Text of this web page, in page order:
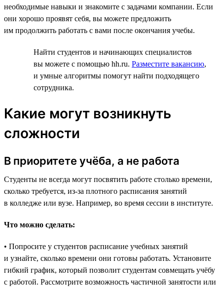
необходимые навыки и знакомите с задачами компании. Если
они хорошо проявят себя, вы можете предложить
им продолжить работать с вами после окончания учебы.
Найти студентов и начинающих специалистов
вы можете с помощью hh.ru. Разместите вакансию,
и умные алгоритмы помогут найти подходящего
сотрудника.
Какие могут возникнуть
сложности
В приоритете учёба, а не работа
Студенты не всегда могут посвятить работе столько времени,
сколько требуется, из-за плотного расписания занятий
в колледже или вузе. Например, во время сессии в институте.
Что можно сделать:
• Попросите у студентов расписание учебных занятий
и узнайте, сколько времени они готовы работать. Установите
гибкий график, который позволит студентам совмещать учёбу
с работой. Рассмотрите возможность частичной занятости или